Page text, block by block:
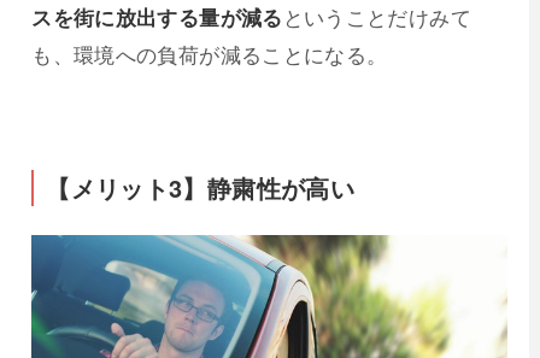
スを街に放出する量が減る ということだけみて
も、環境への負荷が減ることになる。
【メリット3】静粛性が高い